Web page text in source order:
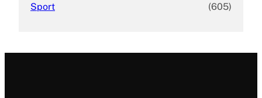
Sport (605)